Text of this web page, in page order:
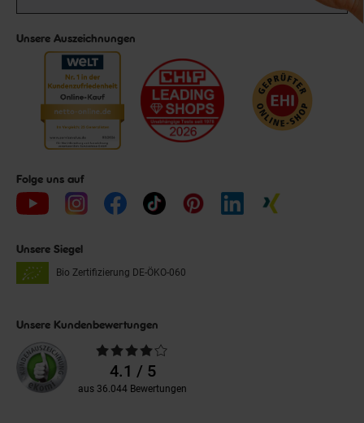
Unsere Auszeichnungen
Folge uns auf
Unsere Siegel
Bio Zertifizierung DE-ÖKO-060
Unsere Kundenbewertungen
Durchschnittliche
Bewertungen4.1 / 5
aus 36.044 Bewertungen